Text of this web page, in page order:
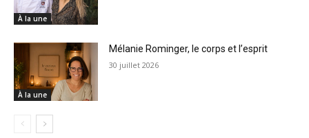
À la une
À la une
Mélanie Rominger, le corps et l’esprit
30 juillet 2026